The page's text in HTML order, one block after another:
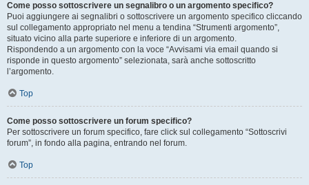
Come posso sottoscrivere un segnalibro o un argomento specifico?
Puoi aggiungere ai segnalibri o sottoscrivere un argomento specifico cliccando
sul collegamento appropriato nel menu a tendina “Strumenti argomento”,
situato vicino alla parte superiore e inferiore di un argomento.
Rispondendo a un argomento con la voce “Avvisami via email quando si
risponde in questo argomento” selezionata, sarà anche sottoscritto
l’argomento.
Top
Come posso sottoscrivere un forum specifico?
Per sottoscrivere un forum specifico, fare click sul collegamento “Sottoscrivi
forum”, in fondo alla pagina, entrando nel forum.
Top